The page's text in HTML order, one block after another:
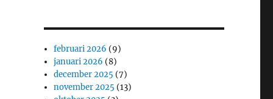
februari 2026 (9)
januari 2026 (8)
december 2025 (7)
november 2025 (13)